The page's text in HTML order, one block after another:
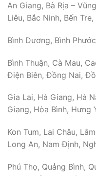
An Giang, Bà Rịa –
Liêu, Bắc Ninh, Bến
Bình Dương, Bình Phước
Bình Thuận, Cà Mau,
Điện Biên, Đồng Nai,
Gia Lai, Hà Giang, Hà
Giang, Hòa Bình, Hưng
Kon Tum, Lai Châu,
Long An, Nam Định,
Phú Thọ, Quảng Bình,